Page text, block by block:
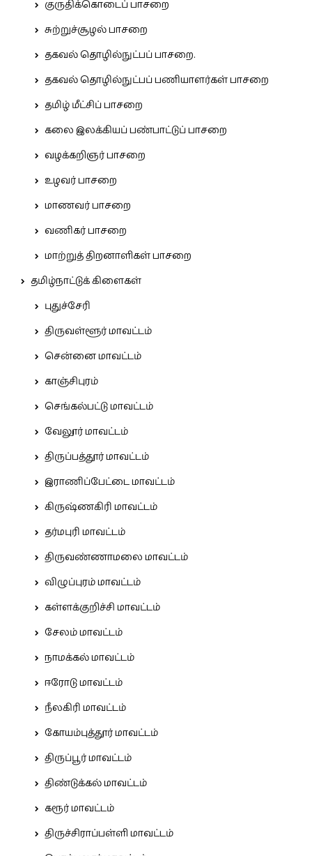
குருதிக்கொடைப் பாசறை
சுற்றுச்சூழல் பாசறை
தகவல் தொழில்நுட்பப் பாசறை.
தகவல் தொழில்நுட்பப் பணியாளர்கள் பாசறை
தமிழ் மீட்சிப் பாசறை
கலை இலக்கியப் பண்பாட்டுப் பாசறை
வழக்கறிஞர் பாசறை
உழவர் பாசறை
மாணவர் பாசறை
வணிகர் பாசறை
மாற்றுத் திறனாளிகள் பாசறை
தமிழ்நாட்டுக் கிளைகள்
புதுச்சேரி
திருவள்ளூர் மாவட்டம்
சென்னை மாவட்டம்
காஞ்சிபுரம்
செங்கல்பட்டு மாவட்டம்
வேலூர் மாவட்டம்
திருப்பத்தூர் மாவட்டம்
இராணிப்பேட்டை மாவட்டம்
கிருஷ்ணகிரி மாவட்டம்
தர்மபுரி மாவட்டம்
திருவண்ணாமலை மாவட்டம்
விழுப்புரம் மாவட்டம்
கள்ளக்குறிச்சி மாவட்டம்
சேலம் மாவட்டம்
நாமக்கல் மாவட்டம்
ஈரோடு மாவட்டம்
நீலகிரி மாவட்டம்
கோயம்புத்தூர் மாவட்டம்
திருப்பூர் மாவட்டம்
திண்டுக்கல் மாவட்டம்
கரூர் மாவட்டம்
திருச்சிராப்பள்ளி மாவட்டம்